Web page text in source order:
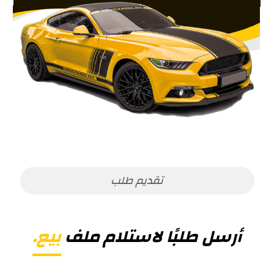
تقديم طلب
أرسل طلبًا لاستلام ملفبيع.